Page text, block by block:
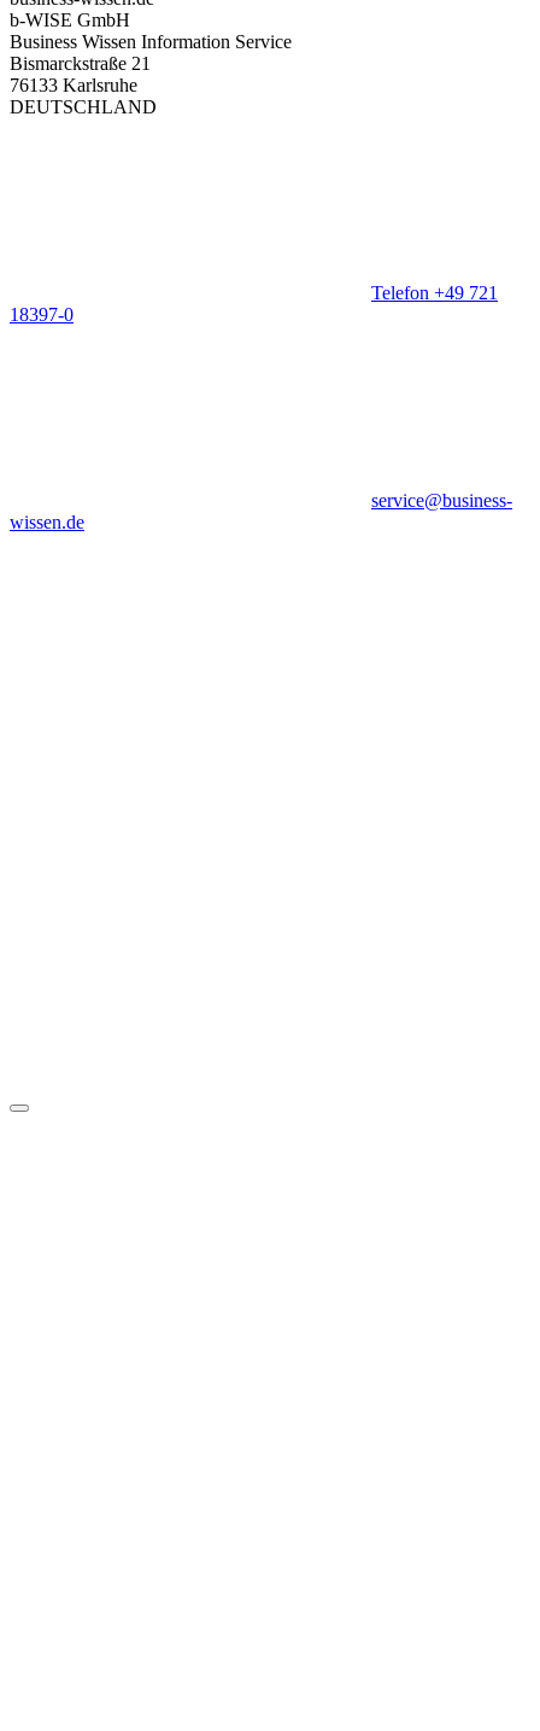
b-WISE GmbH
Business Wissen Information Service
Bismarckstraße 21
76133 Karlsruhe
DEUTSCHLAND
Telefon +49 721
18397-0
service@business-
wissen.de